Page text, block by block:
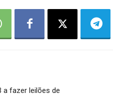
a fazer leilões de